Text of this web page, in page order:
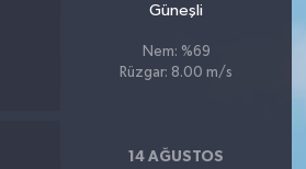
Güneşli
Nem: %69
Rüzgar: 8.00 m/s
14 AĞUSTOS